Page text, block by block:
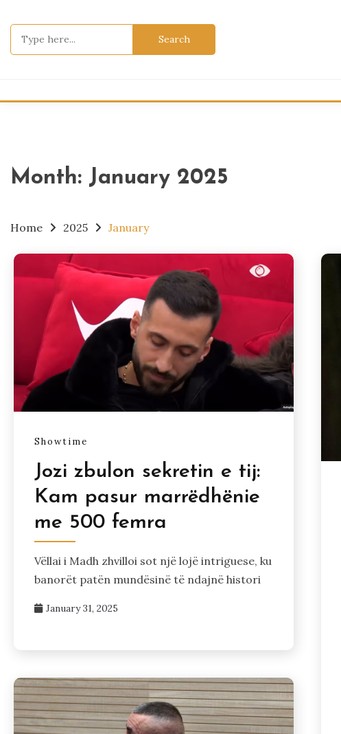
to
content
Month: January 2025
Home 2025 January
Showtime
Jozi zbulon sekretin e tij:
Kam pasur marrëdhënie
me 500 femra
Vëllai i Madh zhvilloi sot një lojë intriguese, ku
banorët patën mundësinë të ndajnë histori
January 31, 2025